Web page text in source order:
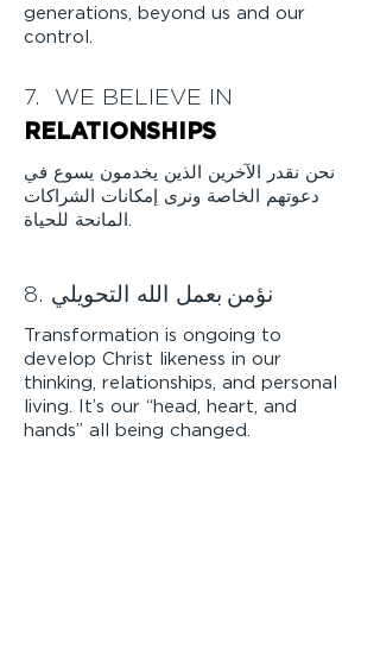
generations, beyond us and our
control.
7. WE BELIEVE IN
RELATIONSHIPS
نحن نقدر الآخرين الذين يخدمون يسوع في
دعوتهم الخاصة ونرى إمكانات الشراكات
المانحة للحياة.
8. نؤمن بعمل الله التحويلي
Transformation is ongoing to
develop Christ likeness in our
thinking, relationships, and personal
living. It’s our “head, heart, and
hands” all being changed.